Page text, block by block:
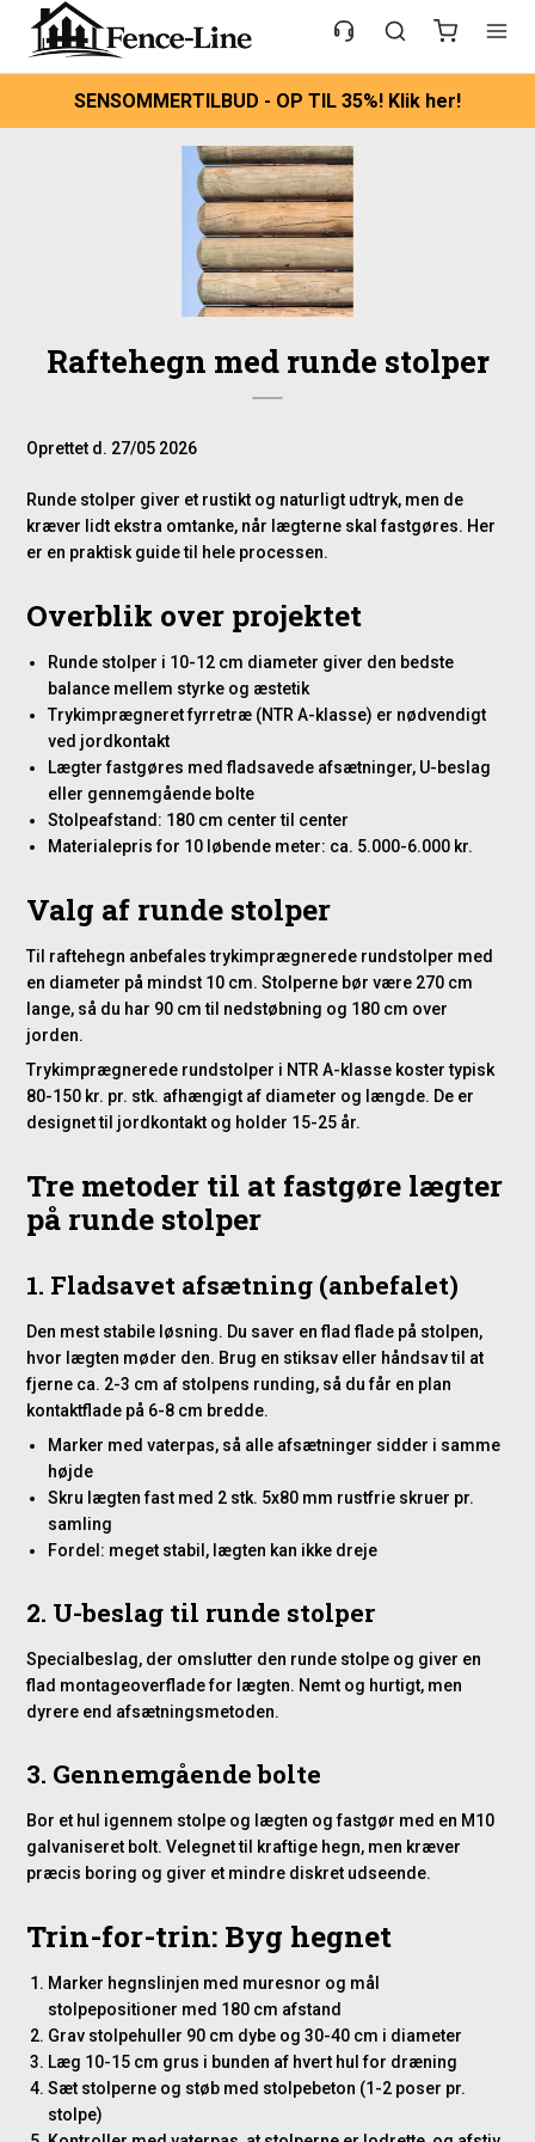
SENSOMMERTILBUD - OP TIL 35%! Klik her!
Raftehegn med runde stolper
Oprettet d. 27/05 2026
Runde stolper giver et rustikt og naturligt udtryk, men de
kræver lidt ekstra omtanke, når lægterne skal fastgøres. Her
er en praktisk guide til hele processen.
Overblik over projektet
Runde stolper i 10-12 cm diameter giver den bedste
balance mellem styrke og æstetik
Trykimprægneret fyrretræ (NTR A-klasse) er nødvendigt
ved jordkontakt
Lægter fastgøres med fladsavede afsætninger, U-beslag
eller gennemgående bolte
Stolpeafstand: 180 cm center til center
Materialepris for 10 løbende meter: ca. 5.000-6.000 kr.
Valg af runde stolper
Til raftehegn anbefales trykimprægnerede rundstolper med
en diameter på mindst 10 cm. Stolperne bør være 270 cm
lange, så du har 90 cm til nedstøbning og 180 cm over
jorden.
Trykimprægnerede rundstolper i NTR A-klasse koster typisk
80-150 kr. pr. stk. afhængigt af diameter og længde. De er
designet til jordkontakt og holder 15-25 år.
Tre metoder til at fastgøre lægter
på runde stolper
1. Fladsavet afsætning (anbefalet)
Den mest stabile løsning. Du saver en flad flade på stolpen,
hvor lægten møder den. Brug en stiksav eller håndsav til at
fjerne ca. 2-3 cm af stolpens runding, så du får en plan
kontaktflade på 6-8 cm bredde.
Marker med vaterpas, så alle afsætninger sidder i samme
højde
Skru lægten fast med 2 stk. 5x80 mm rustfrie skruer pr.
samling
Fordel: meget stabil, lægten kan ikke dreje
2. U-beslag til runde stolper
Specialbeslag, der omslutter den runde stolpe og giver en
flad montageoverflade for lægten. Nemt og hurtigt, men
dyrere end afsætningsmetoden.
3. Gennemgående bolte
Bor et hul igennem stolpe og lægten og fastgør med en M10
galvaniseret bolt. Velegnet til kraftige hegn, men kræver
præcis boring og giver et mindre diskret udseende.
Trin-for-trin: Byg hegnet
Marker hegnslinjen med muresnor og mål
stolpepositioner med 180 cm afstand
Grav stolpehuller 90 cm dybe og 30-40 cm i diameter
Læg 10-15 cm grus i bunden af hvert hul for dræning
Sæt stolperne og støb med stolpebeton (1-2 poser pr.
stolpe)